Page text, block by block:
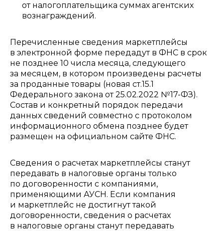
от налогоплательщика суммах агентских
вознаграждений.
Перечисленные сведения маркетплейсы
в электронной форме передадут в ФНС в срок
не позднее 10 числа месяца, следующего
за месяцем, в котором произведены расчеты
за проданные товары (новая ст.15.1
Федерального закона от 25.02.2022 №17-ФЗ).
Состав и конкретный порядок передачи
данных сведений совместно с протоколом
информационного обмена позднее будет
размещен на официальном сайте ФНС.
Сведения о расчетах маркетплейсы станут
передавать в налоговые органы только
по договоренности с компаниями,
применяющими АУСН. Если компания
и маркетплейс не достигнут такой
договоренности, сведения о расчетах
в налоговые органы станут передавать